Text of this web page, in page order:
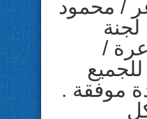
/ محمود
/
موفقة .